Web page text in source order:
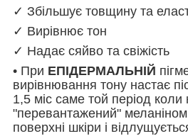
✓ Збільшує товщину та
✓ Вирівнює тон
✓ Надає сяйво та свіжість
• При ЕПІДЕРМАЛЬНІЙ
вирівнювання тону настає
1,5 міс саме той період коли
"перевантажений" меланіном
поверхні шкіри і